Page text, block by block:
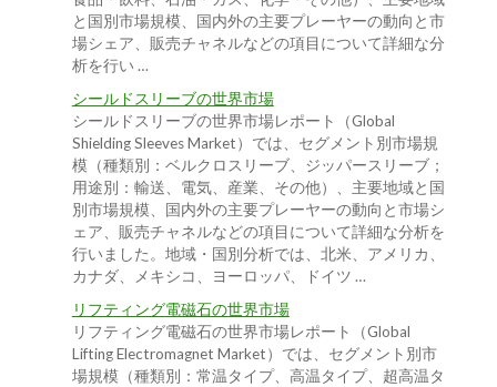
と国別市場規模、国内外の主要プレーヤーの動向と市
場シェア、販売チャネルなどの項目について詳細な分
析を行い …
シールドスリーブの世界市場
シールドスリーブの世界市場レポート（Global
Shielding Sleeves Market）では、セグメント別市場規
模（種類別：ベルクロスリーブ、ジッパースリーブ；
用途別：輸送、電気、産業、その他）、主要地域と国
別市場規模、国内外の主要プレーヤーの動向と市場シ
ェア、販売チャネルなどの項目について詳細な分析を
行いました。地域・国別分析では、北米、アメリカ、
カナダ、メキシコ、ヨーロッパ、ドイツ …
リフティング電磁石の世界市場
リフティング電磁石の世界市場レポート（Global
Lifting Electromagnet Market）では、セグメント別市
場規模（種類別：常温タイプ、高温タイプ、超高温タ